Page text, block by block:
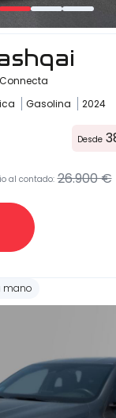
opciones)
Connecta
Gasolina 2024
Desde
al contado: 26.900 €
mano